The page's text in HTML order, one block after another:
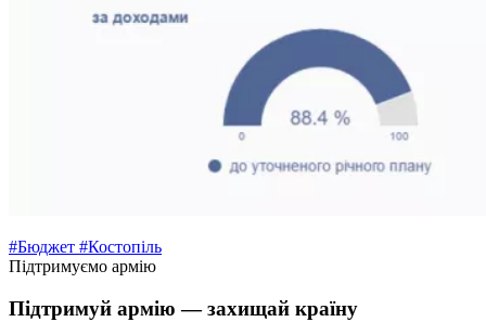
#Бюджет #Костопіль
Підтримуємо армію
Підтримуй армію — захищай країну